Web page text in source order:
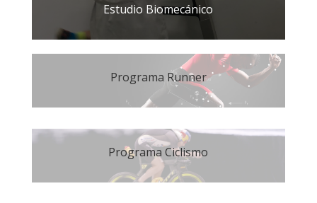
Estudio Biomecánico
Programa Runner
Programa Ciclismo